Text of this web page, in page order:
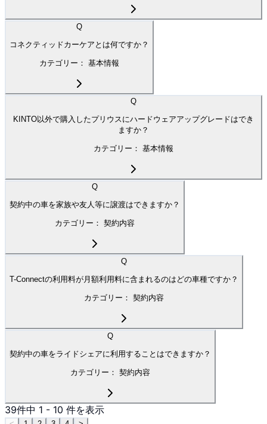
Q
コネクティッドカーケアとは何ですか？
カテゴリー： 基本情報
Q
KINTO以外で購入したプリウスにハードウェアアップグレードはでき
ますか？
カテゴリー： 基本情報
Q
契約中の車を家族や友人等に譲渡はできますか？
カテゴリー： 契約内容
Q
T-Connectの利用料が月額利用料に含まれるのはどの車種ですか？
カテゴリー： 契約内容
Q
契約中の車をライドシェアに利用することはできますか？
カテゴリー： 契約内容
39件中 1 - 10 件を表示